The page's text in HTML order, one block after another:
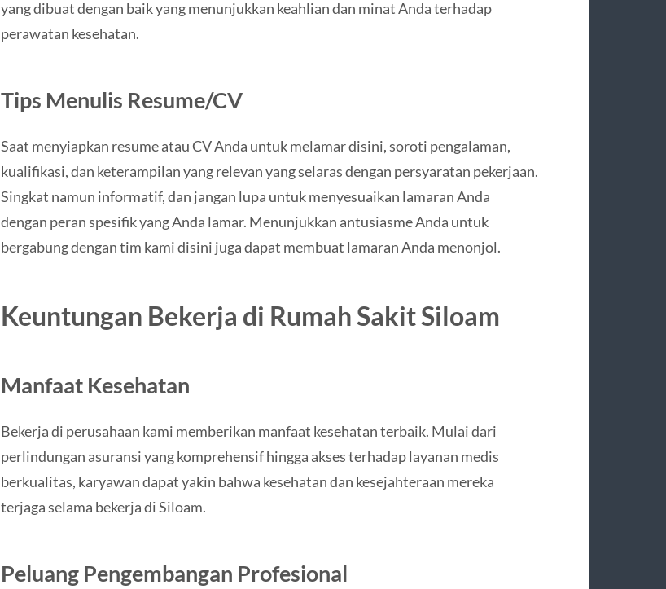
yang dibuat dengan baik yang menunjukkan keahlian dan minat Anda terhadap
perawatan kesehatan.
Tips Menulis Resume/CV
Saat menyiapkan resume atau CV Anda untuk melamar disini, soroti pengalaman,
kualifikasi, dan keterampilan yang relevan yang selaras dengan persyaratan pekerjaan.
Singkat namun informatif, dan jangan lupa untuk menyesuaikan lamaran Anda
dengan peran spesifik yang Anda lamar. Menunjukkan antusiasme Anda untuk
bergabung dengan tim kami disini juga dapat membuat lamaran Anda menonjol.
Keuntungan Bekerja di Rumah Sakit Siloam
Manfaat Kesehatan
Bekerja di perusahaan kami memberikan manfaat kesehatan terbaik. Mulai dari
perlindungan asuransi yang komprehensif hingga akses terhadap layanan medis
berkualitas, karyawan dapat yakin bahwa kesehatan dan kesejahteraan mereka
terjaga selama bekerja di Siloam.
Peluang Pengembangan Profesional